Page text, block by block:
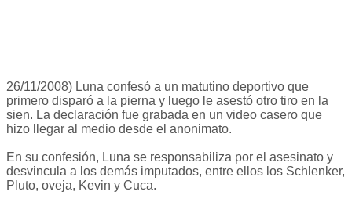
26/11/2008) Luna confesó a un matutino deportivo que
primero disparó a la pierna y luego le asestó otro tiro en la
sien. La declaración fue grabada en un video casero que
hizo llegar al medio desde el anonimato.
En su confesión, Luna se responsabiliza por el asesinato y
desvincula a los demás imputados, entre ellos los Schlenker,
Pluto, oveja, Kevin y Cuca.